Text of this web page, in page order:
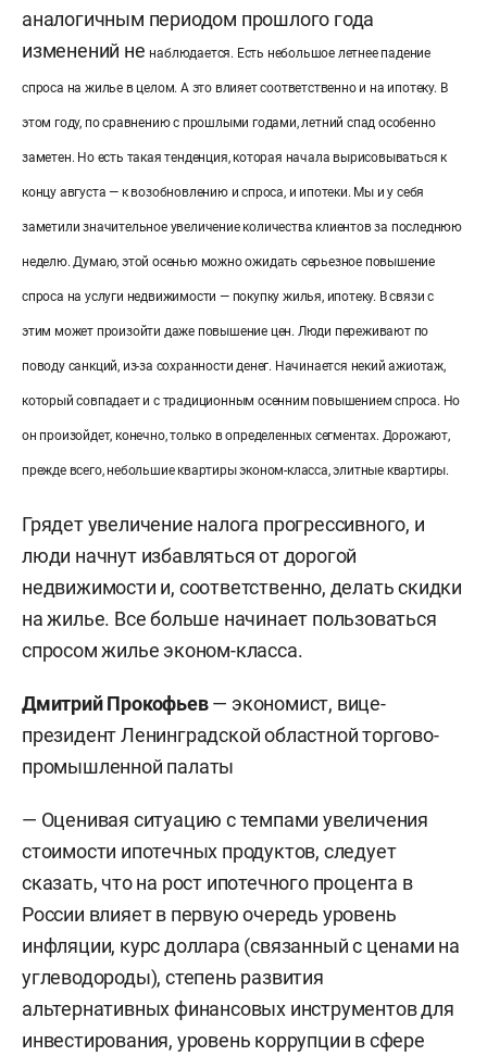
аналогичным периодом прошлого года
изменений не наблюдается. Есть небольшое летнее падение
спроса на жилье в целом. А это влияет соответственно и на ипотеку. В
этом году, по сравнению с прошлыми годами, летний спад особенно
заметен. Но есть такая тенденция, которая начала вырисовываться к
концу августа — к возобновлению и спроса, и ипотеки. Мы и у себя
заметили значительное увеличение количества клиентов за последнюю
неделю. Думаю, этой осенью можно ожидать серьезное повышение
спроса на услуги недвижимости — покупку жилья, ипотеку. В связи с
этим может произойти даже повышение цен. Люди переживают по
поводу санкций, из-за сохранности денег. Начинается некий ажиотаж,
который совпадает и с традиционным осенним повышением спроса. Но
он произойдет, конечно, только в определенных сегментах. Дорожают,
прежде всего, небольшие квартиры эконом-класса, элитные квартиры.
Грядет увеличение налога прогрессивного, и
люди начнут избавляться от дорогой
недвижимости и, соответственно, делать скидки
на жилье. Все больше начинает пользоваться
спросом жилье эконом-класса.
Дмитрий Прокофьев— экономист, вице-
президент Ленинградской областной торгово-
промышленной палаты
— Оценивая ситуацию с темпами увеличения
стоимости ипотечных продуктов, следует
сказать, что на рост ипотечного процента в
России влияет в первую очередь уровень
инфляции, курс доллара (связанный с ценами на
углеводороды), степень развития
альтернативных финансовых инструментов для
инвестирования, уровень коррупции в сфере